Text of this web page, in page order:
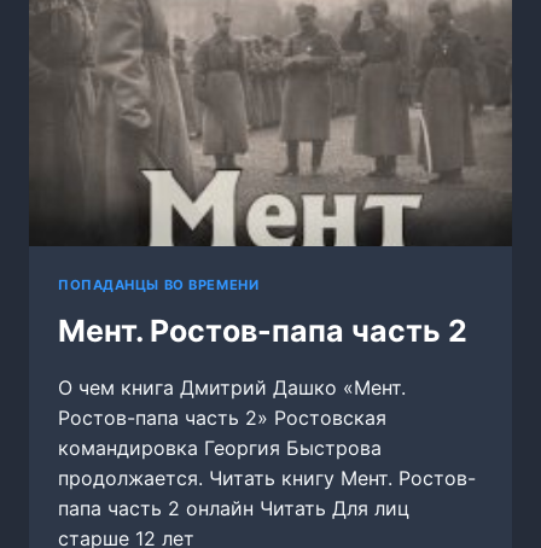
ПОПАДАНЦЫ ВО ВРЕМЕНИ
Мент. Ростов-папа часть 2
О чем книга Дмитрий Дашко «Мент.
Ростов-папа часть 2» Ростовская
командировка Георгия Быстрова
продолжается. Читать книгу Мент. Ростов-
папа часть 2 онлайн Читать Для лиц
старше 12 лет